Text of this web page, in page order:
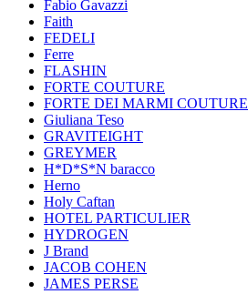
Fabio Gavazzi
Faith
FEDELI
Ferre
FLASHIN
FORTE COUTURE
FORTE DEI MARMI COUTURE
Giuliana Teso
GRAVITEIGHT
GREYMER
H*D*S*N baracco
Herno
Holy Caftan
HOTEL PARTICULIER
HYDROGEN
J Brand
JACOB COHEN
JAMES PERSE